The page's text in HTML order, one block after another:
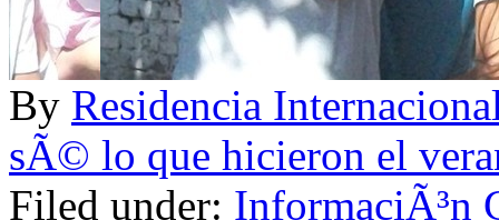
By Residencia
sÃ© lo que hicieron el
Filed under: InformaciÃ³n